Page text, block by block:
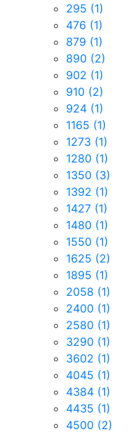
295 (1)
476 (1)
879 (1)
890 (2)
902 (1)
910 (2)
924 (1)
1165 (1)
1273 (1)
1280 (1)
1350 (3)
1392 (1)
1427 (1)
1480 (1)
1550 (1)
1625 (2)
1895 (1)
2058 (1)
2400 (1)
2580 (1)
3290 (1)
3602 (1)
4045 (1)
4384 (1)
4435 (1)
4500 (2)